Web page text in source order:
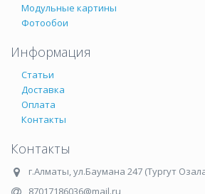
Модульные картины
Фотообои
Информация
Статьи
Доставка
Оплата
Контакты
Контакты
г.Алматы,ул.Баумана 247 (Тургут
87017186036@mail.ru